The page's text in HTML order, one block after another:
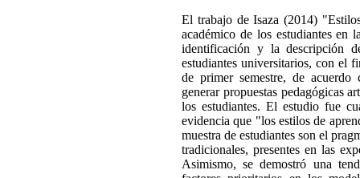
El trabajo de Isaza (2014)
académico de los estudiantes en
identificación y la descripción
estudiantes universitarios, con el
de primer semestre, de
generar propuestas pedagógicas
los estudiantes. El estudio fue
evidencia que "los estilos de
muestra de estudiantes son el
tradicionales, presentes en las
Asimismo, se demostró una